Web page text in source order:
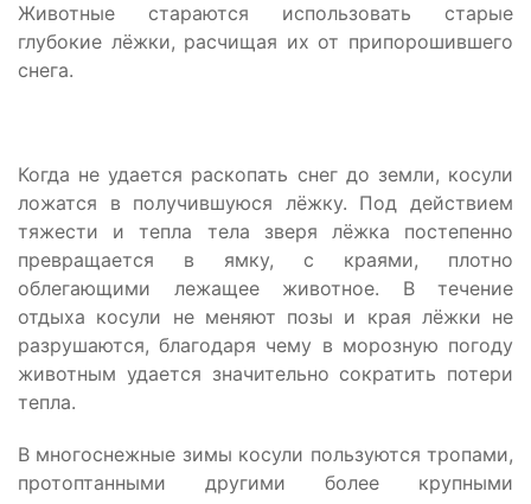
Животные стараются использовать старые
глубокие лёжки, расчищая их от припорошившего
снега.
Когда не удается раскопать снег до земли, косули
ложатся в получившуюся лёжку. Под действием
тяжести и тепла тела зверя лёжка постепенно
превращается в ямку, с краями, плотно
облегающими лежащее животное. В течение
отдыха косули не меняют позы и края лёжки не
разрушаются, благодаря чему в морозную погоду
животным удается значительно сократить потери
тепла.
В многоснежные зимы косули пользуются тропами,
протоптанными другими более крупными